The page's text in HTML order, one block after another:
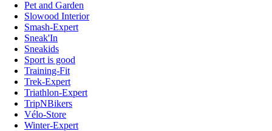
Pet and Garden
Slowood Interior
Smash-Expert
Sneak'In
Sneakids
Sport is good
Training-Fit
Trek-Expert
Triathlon-Expert
TripNBikers
Vélo-Store
Winter-Expert